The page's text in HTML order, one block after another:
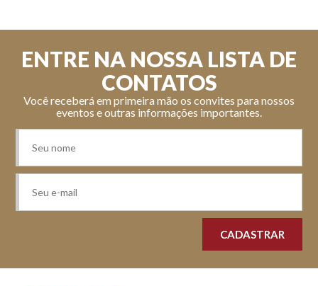
ENTRE NA NOSSA LISTA DE
CONTATOS
Você receberá em primeira mão os convites para nossos
eventos e outras informações importantes.